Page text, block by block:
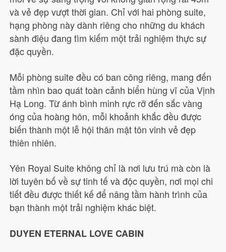
và vẻ đẹp vượt thời gian. Chỉ với hai phòng suite,
hạng phòng này dành riêng cho những du khách
sành điệu đang tìm kiếm một trải nghiệm thực sự
đặc quyền.
Mỗi phòng suite đều có ban công riêng, mang đến
tầm nhìn bao quát toàn cảnh biển hùng vĩ của Vịnh
Hạ Long. Từ ánh bình minh rực rỡ đến sắc vàng
óng của hoàng hôn, mỗi khoảnh khắc đều được
biến thành một lễ hội thân mật tôn vinh vẻ đẹp
thiên nhiên.
Yên Royal Suite không chỉ là nơi lưu trú mà còn là
lời tuyên bố về sự tinh tế và độc quyền, nơi mọi chi
tiết đều được thiết kế để nâng tầm hành trình của
bạn thành một trải nghiệm khác biệt.
DUYEN ETERNAL LOVE CABIN